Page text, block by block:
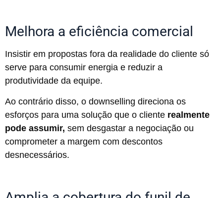
Melhora a eficiência comercial
Insistir em propostas fora da realidade do cliente só
serve para consumir energia e reduzir a
produtividade da equipe.
Ao contrário disso, o downselling direciona os
esforços para uma solução que o cliente realmente
pode assumir, sem desgastar a negociação ou
comprometer a margem com descontos
desnecessários.